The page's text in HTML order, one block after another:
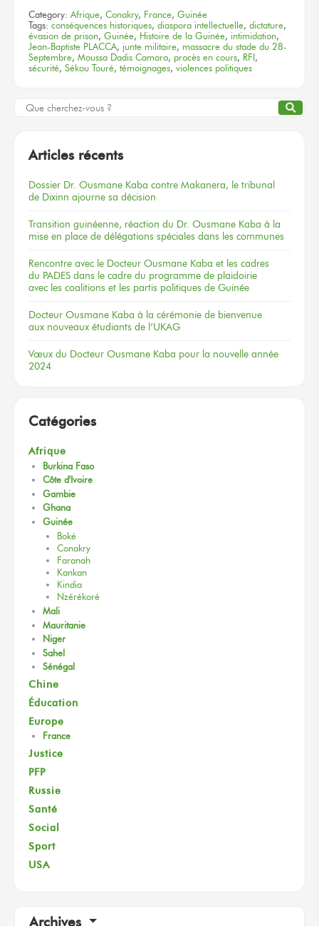
Category: Afrique, Conakry, France, Guinée
Tags: conséquences historiques, diaspora intellectuelle, dictature,
évasion de prison, Guinée, Histoire de la Guinée, intimidation,
Jean-Baptiste PLACCA, junte militaire, massacre du stade du 28-
Septembre, Moussa Dadis Camara, procès en cours, RFI ,
sécurité, Sékou Touré, témoignages, violences politiques
Articles récents
Dossier Dr. Ousmane Kaba contre Makanera, le tribunal
de Dixinn ajourne sa décision
Transition guinéenne, réaction du Dr. Ousmane Kaba à la
mise en place de délégations spéciales dans les communes
Rencontre avec le Docteur Ousmane Kaba et les cadres
du PADES dans le cadre du programme de plaidoirie
avec les coalitions et les partis politiques de Guinée
Docteur Ousmane Kaba à la cérémonie de bienvenue
aux nouveaux étudiants de l’UKAG
Vœux du Docteur Ousmane Kaba pour la nouvelle année
2024
Catégories
Afrique
Burkina Faso
Côte d'Ivoire
Gambie
Ghana
Guinée
Boké
Conakry
Faranah
Kankan
Kindia
Nzérékoré
Mali
Mauritanie
Niger
Sahel
Sénégal
Chine
Éducation
Europe
France
Justice
PFP
Russie
Santé
Social
Sport
USA
Archives